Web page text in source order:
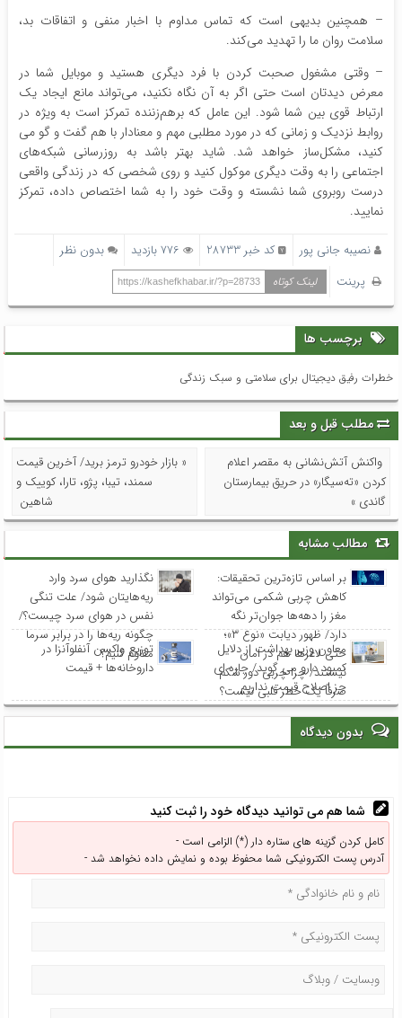
– همچنین بدیهی است که تماس مداوم با اخبار منفی و اتفاقات بد،
سلامت روان ما را تهدید می‌کند.
– وقتی مشغول صحبت کردن با فرد دیگری هستید و موبایل شما در
معرض دیدتان است حتی اگر به آن نگاه نکنید، می‌تواند مانع ایجاد یک
ارتباط قوی بین شما شود. این عامل که برهم‌زننده تمرکز است به ویژه در
روابط نزدیک و زمانی که در مورد مطلبی مهم و معنادار با هم گفت و گو می
کنید، مشکل‌ساز خواهد شد. شاید بهتر باشد به روزرسانی شبکه‌های
اجتماعی را به وقت دیگری موکول کنید و روی شخصی که در زندگی واقعی
درست روبروی شما نشسته و وقت خود را به شما اختصاص داده، تمرکز
نمایید.
نصیبه جانی پور کد خبر 28733 776 بازدید
بدون نظر
پرینت
لینک کوتاه https://kashefkhabar.ir/?p=28733
برچسب ها
خطرات رفیق دیجیتال برای سلامتی و سبک زندگی
مطلب قبل و بعد
واکنش آتش‌نشانی به مقصر اعلام
کردن «ته‌سیگار» در حریق بیمارستان
گاندی »
« بازار خودرو ترمز برید/ آخرین قیمت
سمند، تیبا، پژو، تارا، کوییک و
شاهین
مطالب مشابه
بر اساس تازه‌ترین تحقیقات:
کاهش چربی شکمی می‌تواند
مغز را دهه‌ها جوان‌تر نگه
دارد/ ظهور دیابت «نوع ۳»؛
حتی لاغرها هم در امان
نیستند/ چرا چربی دور شکم
صرفاً یک خطر قلبی نیست؟
نگذارید هوای سرد وارد
ریه‌هایتان شود/ علت تنگی
نفس در هوای سرد چیست؟/
چگونه ریه‌ها را در برابر سرما
مقاوم کنیم؟
معاون وزیر بهداشت از دلایل
کمبود دارو می گوید/ چاره ای
جز اصلاح قیمت نداریم
توزیع واکسن‌ آنفلوآنزا در
داروخانه‌ها + قیمت
بدون دیدگاه
شما هم می توانید دیدگاه خود را ثبت کنید
کامل کردن گزینه های ستاره دار (*) الزامی است -
آدرس پست الکترونیکی شما محفوظ بوده و نمایش داده نخواهد شد -